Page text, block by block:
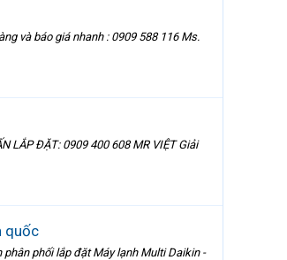
và báo giá nhanh : 0909 588 116 Ms.
LẮP ĐẶT: 0909 400 608 MR VIỆT Giải
quốc
phân phối lắp đặt Máy lạnh Multi Daikin -